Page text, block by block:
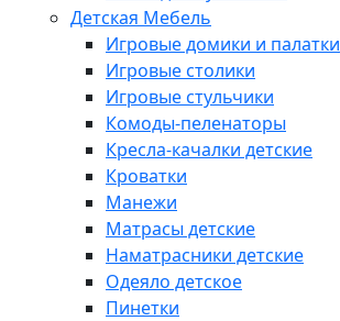
Детская Мебель
Игровые домики и палатки
Игровые столики
Игровые стульчики
Комоды-пеленаторы
Кресла-качалки детские
Кроватки
Манежи
Матрасы детские
Наматрасники детские
Одеяло детское
Пинетки